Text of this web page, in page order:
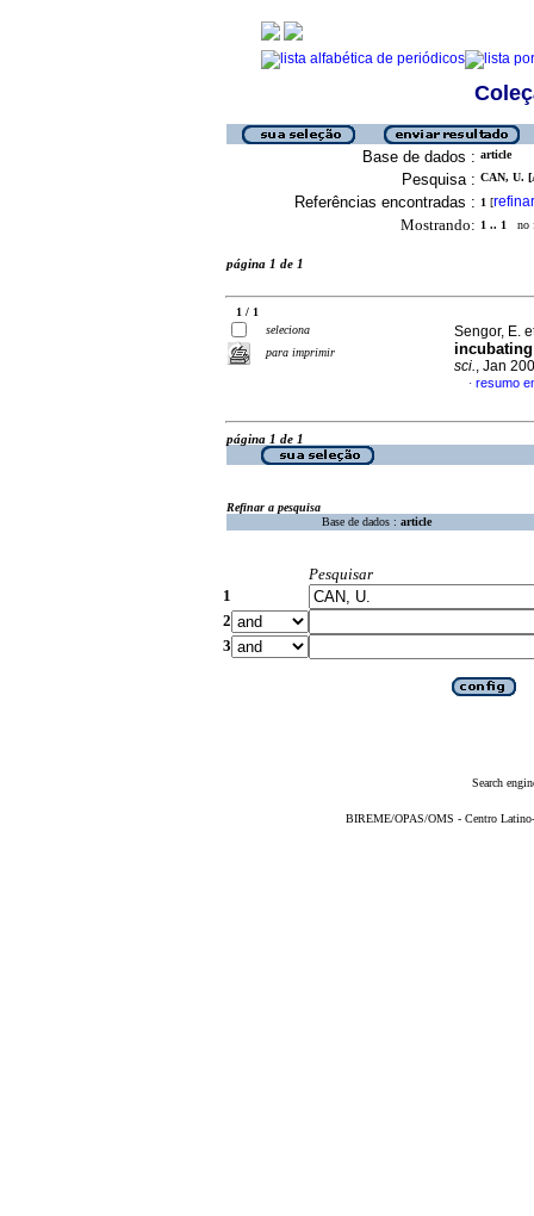
Base de dados : article
Pesquisa : CAN, U.
Referências encontradas : 1 [refinar
Mostrando: 1 .. 1 no
página 1 de 1
1 / 1
seleciona
para imprimir
Sengor, E.
sci., Jan
· resumo
página 1 de 1
Refinar a pesquisa
Base de dados : article
Pesquisar
1
2
3
Search
BIREME/OPAS/OMS - Centro Latino-